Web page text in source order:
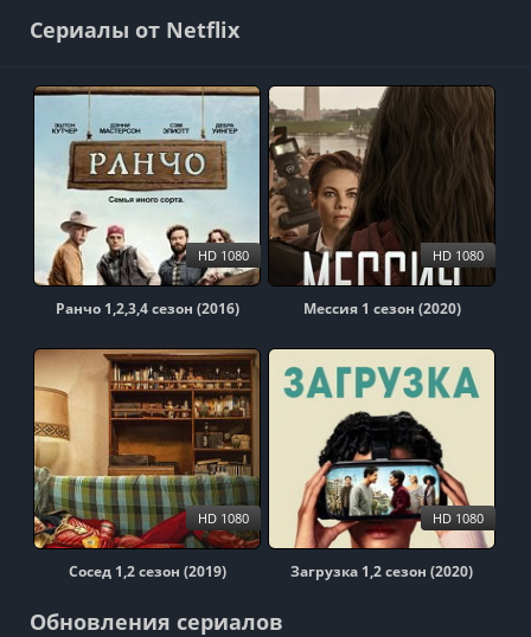
Сериалы от Netflix
Ранчо 1,2,3,4 сезон (2016)
HD 1080
Мессия 1 сезон (2020)
HD 1080
Сосед 1,2 сезон (2019)
HD 1080
Загрузка 1,2 сезон (2020)
HD 1080
Обновления сериалов